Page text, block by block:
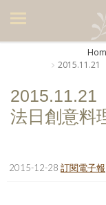
美食集
美飲集
廚房集
旅遊集
2015.11.21
2015.11.21
法日創意料
2015-12-28 訂閱電子報